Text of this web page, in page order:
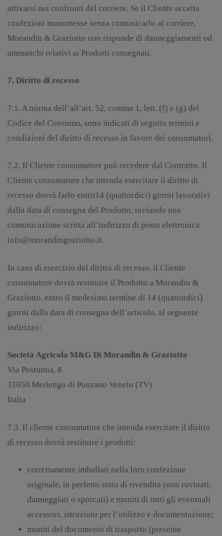
attivarsi nei confronti del corriere. Se il Cliente accetta
confezioni manomesse senza comunicarlo al corriere,
Morandin & Graziotto non risponde di danneggiamenti od
ammanchi relativi ai Prodotti consegnati.
7. Diritto di recesso
7.1. A norma dell’all’art. 52, comma 1, lett. (f) e (g) del
Codice del Consumo, sono indicati di seguito termini e
condizioni del diritto di recesso in favore dei consumatori.
7.2. Il Cliente consumatore può recedere dal Contratto. Il
Cliente consumatore che intenda esercitare il diritto di
recesso dovrà farlo entro14 (quattordici) giorni lavorativi
dalla data di consegna del Prodotto, inviando una
comunicazione scritta all’indirizzo di posta elettronica
info@morandingraziotto.it.
In caso di esercizio del diritto di recesso, il Cliente
consumatore dovrà restituire il Prodotto a Morandin &
Graziotto, entro il medesimo termine di 14 (quattordici)
giorni dalla data di consegna dell’articolo, al seguente
indirizzo:
Società Agricola M&G Di Morandin & Graziotto
Via Postumia, 8
31050 Merlengo di Ponzano Veneto (TV)
Italia
7.3. Il cliente consumatore che intenda esercitare il diritto
di recesso dovrà restituire i prodotti:
correttamente imballati nella loro confezione
originale, in perfetto stato di rivendita (non rovinati,
danneggiati o sporcati) e muniti di tutti gli eventuali
accessori, istruzioni per l’utilizzo e documentazione;
muniti del documento di trasporto (presente